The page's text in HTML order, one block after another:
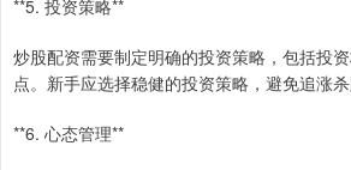
**5. 投资策略**
炒股配资需要制定明确的投资策略，包括投
点。新手应选择稳健的投资策略，避免追涨杀
**6. 心态管理**